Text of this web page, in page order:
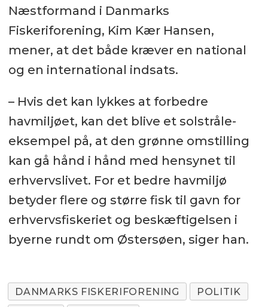
Næstformand i Danmarks
Fiskeriforening, Kim Kær Hansen,
mener, at det både kræver en national
og en international indsats.
– Hvis det kan lykkes at forbedre
havmiljøet, kan det blive et solstråle-
eksempel på, at den grønne omstilling
kan gå hånd i hånd med hensynet til
erhvervslivet. For et bedre havmiljø
betyder flere og større fisk til gavn for
erhvervsfiskeriet og beskæftigelsen i
byerne rundt om Østersøen, siger han.
DANMARKS FISKERIFORENING
POLITIK